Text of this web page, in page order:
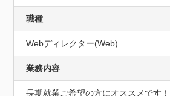
職種
Webディレクター(Web)
業務内容
長期就業ご希望の方にオススメです！